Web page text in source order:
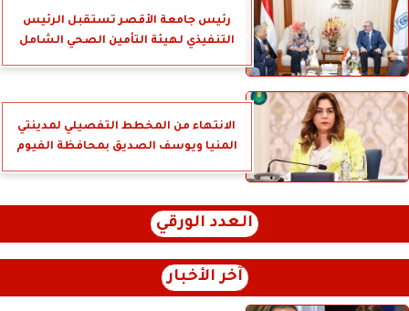
رئيس جامعة الأقصر تستقبل الرئيس
التنفيذي لهيئة التأمين الصحي الشامل
الانتهاء من المخطط التفصيلي لمدينتي
المنيا ويوسف الصديق بمحافظة الفيوم
العدد الورقي
آخر الأخبار